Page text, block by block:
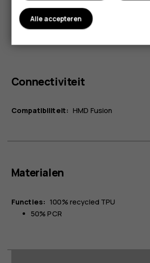
Connectiviteit
Compatibiliteit: HMD Fusion
Materialen
Functies: 100% recycled TPU
50% PCR
Alle accepteren